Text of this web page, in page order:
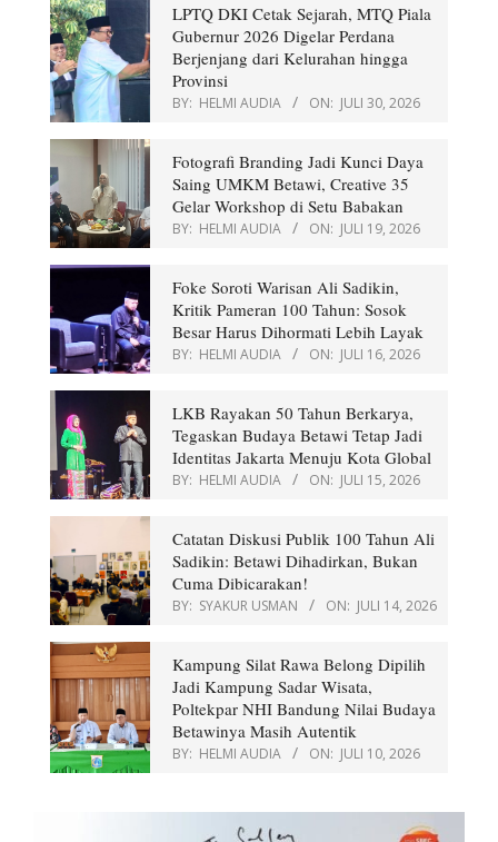
LPTQ DKI Cetak Sejarah, MTQ Piala
Gubernur 2026 Digelar Perdana
Berjenjang dari Kelurahan hingga
Provinsi
BY: HELMI AUDIA ON: JULI 30, 2026
Fotografi Branding Jadi Kunci Daya
Saing UMKM Betawi, Creative 35
Gelar Workshop di Setu Babakan
BY: HELMI AUDIA ON: JULI 19, 2026
Foke Soroti Warisan Ali Sadikin,
Kritik Pameran 100 Tahun: Sosok
Besar Harus Dihormati Lebih Layak
BY: HELMI AUDIA ON: JULI 16, 2026
LKB Rayakan 50 Tahun Berkarya,
Tegaskan Budaya Betawi Tetap Jadi
Identitas Jakarta Menuju Kota Global
BY: HELMI AUDIA ON: JULI 15, 2026
Catatan Diskusi Publik 100 Tahun Ali
Sadikin: Betawi Dihadirkan, Bukan
Cuma Dibicarakan!
BY: SYAKUR USMAN ON: JULI 14, 2026
Kampung Silat Rawa Belong Dipilih
Jadi Kampung Sadar Wisata,
Poltekpar NHI Bandung Nilai Budaya
Betawinya Masih Autentik
BY: HELMI AUDIA ON: JULI 10, 2026